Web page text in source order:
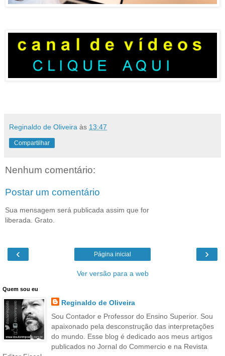
Reginaldo de Oliveira às 13:47
Compartilhar
Nenhum comentário:
Postar um comentário
Sua mensagem será publicada assim que for
liberada. Grato.
‹ ›
Página inicial
Ver versão para a web
Quem sou eu
Reginaldo de Oliveira
Sou Contador e Professor do Ensino Superior. Sou
apaixonado pela desconstrução das interpretações
do mundo. Esse blog é dedicado aos meus artigos
publicados no Jornal do Commercio e na Revista